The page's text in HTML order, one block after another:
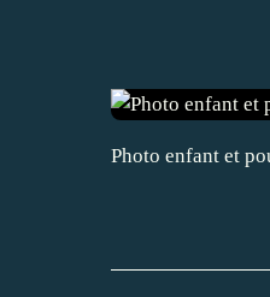
Photo enfant et